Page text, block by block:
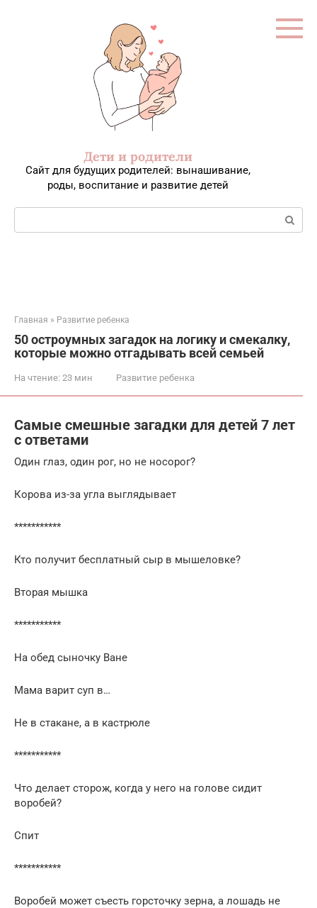
Дети и родители
Сайт для будущих родителей: вынашивание,
роды, воспитание и развитие детей
Поиск:
Главная » Развитие ребенка
50 остроумных загадок на логику и смекалку,
которые можно отгадывать всей семьей
На чтение: 23 мин Развитие ребенка
Самые смешные загадки для детей 7 лет
с ответами
Один глаз, один рог, но не носорог?
Корова из-за угла выглядывает
***********
Кто получит бесплатный сыр в мышеловке?
Вторая мышка
***********
На обед сыночку Ване
Мама варит суп в…
Не в стакане, а в кастрюле
***********
Что делает сторож, когда у него на голове сидит
воробей?
Спит
***********
Воробей может съесть горсточку зерна, а лошадь не